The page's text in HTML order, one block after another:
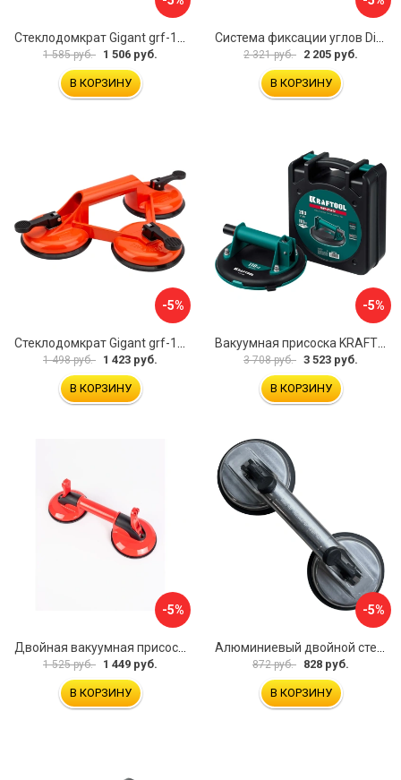
1 585 руб. 1 506 руб.
В КОРЗИНУ
2 321 руб. 2 205 руб.
В КОРЗИНУ
-5%
1 498 руб. 1 423 руб.
В КОРЗИНУ
-5%
3 708 руб. 3 523 руб.
В КОРЗИНУ
-5%
Двойная вакуумная присоска ARMA P620
1 525 руб. 1 449 руб.
В КОРЗИНУ
-5%
Алюминиевый двойной стеклодомкрат УправДом 4100002750
872 руб. 828 руб.
В КОРЗИНУ